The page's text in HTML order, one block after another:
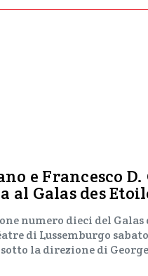
e Francesco D.
al Galas des
numero dieci del Galas
di Lussemburgo
la direzione di